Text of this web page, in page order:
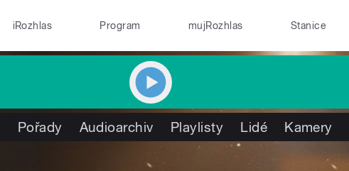
iRozhlas Program mujRozhlas Stanice
Pořady Audioarchiv Playlisty Lidé Kamery